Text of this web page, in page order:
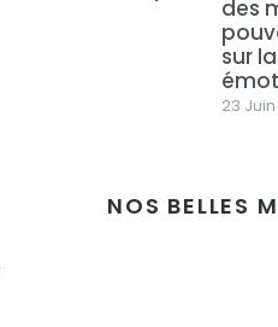
des
sur
23
NOS BELLES